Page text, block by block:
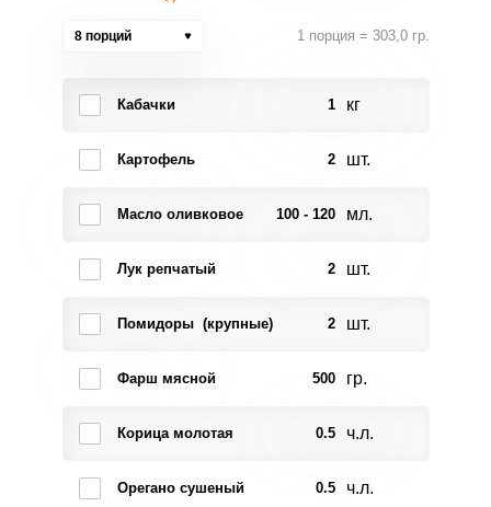
8 порций 1 порция = 303,0 гр.
Кабачки 1 кг
Картофель 2 шт.
Масло оливковое 100 - 120 мл.
Лук репчатый 2 шт.
Помидоры (крупные) 2 шт.
Фарш мясной 500 гр.
Корица молотая 0.5 ч.л.
Орегано сушеный 0.5 ч.л.